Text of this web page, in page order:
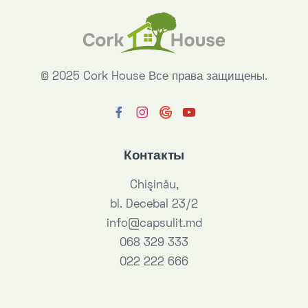
© 2025 Cork House Все права защищены.
Контакты
Chişinău,
bl. Decebal 23/2
info@capsulit.md
068 329 333
022 222 666